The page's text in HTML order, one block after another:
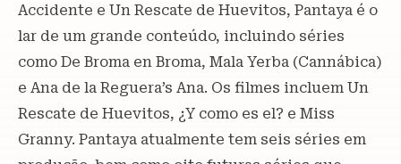
Accidente e Un Rescate de Huevitos, Pantaya é o
lar de um grande conteúdo, incluindo séries
como De Broma en Broma, Mala Yerba (Cannábica)
e Ana de la Reguera’s Ana. Os filmes incluem Un
Rescate de Huevitos, ¿Y como es el? e Miss
Granny. Pantaya atualmente tem seis séries em